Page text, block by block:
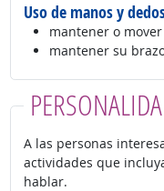
Uso de manos y
mantener o
mantener su
A las personas
actividades que
hablar.